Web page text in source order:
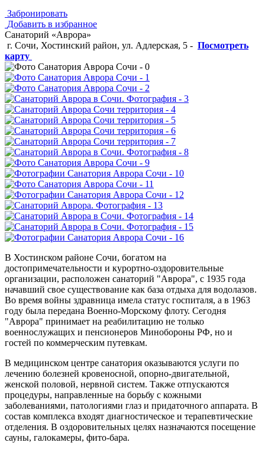
Забронировать
Добавить в избранное
Санаторий «Аврора»
г. Сочи, Хостинский район, ул. Адлерская, 5 - Посмотреть
карту
В Хостинском районе Сочи, богатом на
достопримечательности и курортно-оздоровительные
организации, расположен санаторий "Аврора", с 1935 года
начавший свое существование как база отдыха для водолазов.
Во время войны здравница имела статус госпиталя, а в 1963
году была передана Военно-Морскому флоту. Сегодня
"Аврора" принимает на реабилитацию не только
военнослужащих и пенсионеров Минобороны РФ, но и
гостей по коммерческим путевкам.
В медицинском центре санатория оказываются услуги по
лечению болезней кровеносной, опорно-двигательной,
женской половой, нервной систем. Также отпускаются
процедуры, направленные на борьбу с кожными
заболеваниями, патологиями глаз и придаточного аппарата. В
состав комплекса входят диагностическое и терапевтические
отделения. В оздоровительных целях назначаются посещение
сауны, галокамеры, фито-бара.